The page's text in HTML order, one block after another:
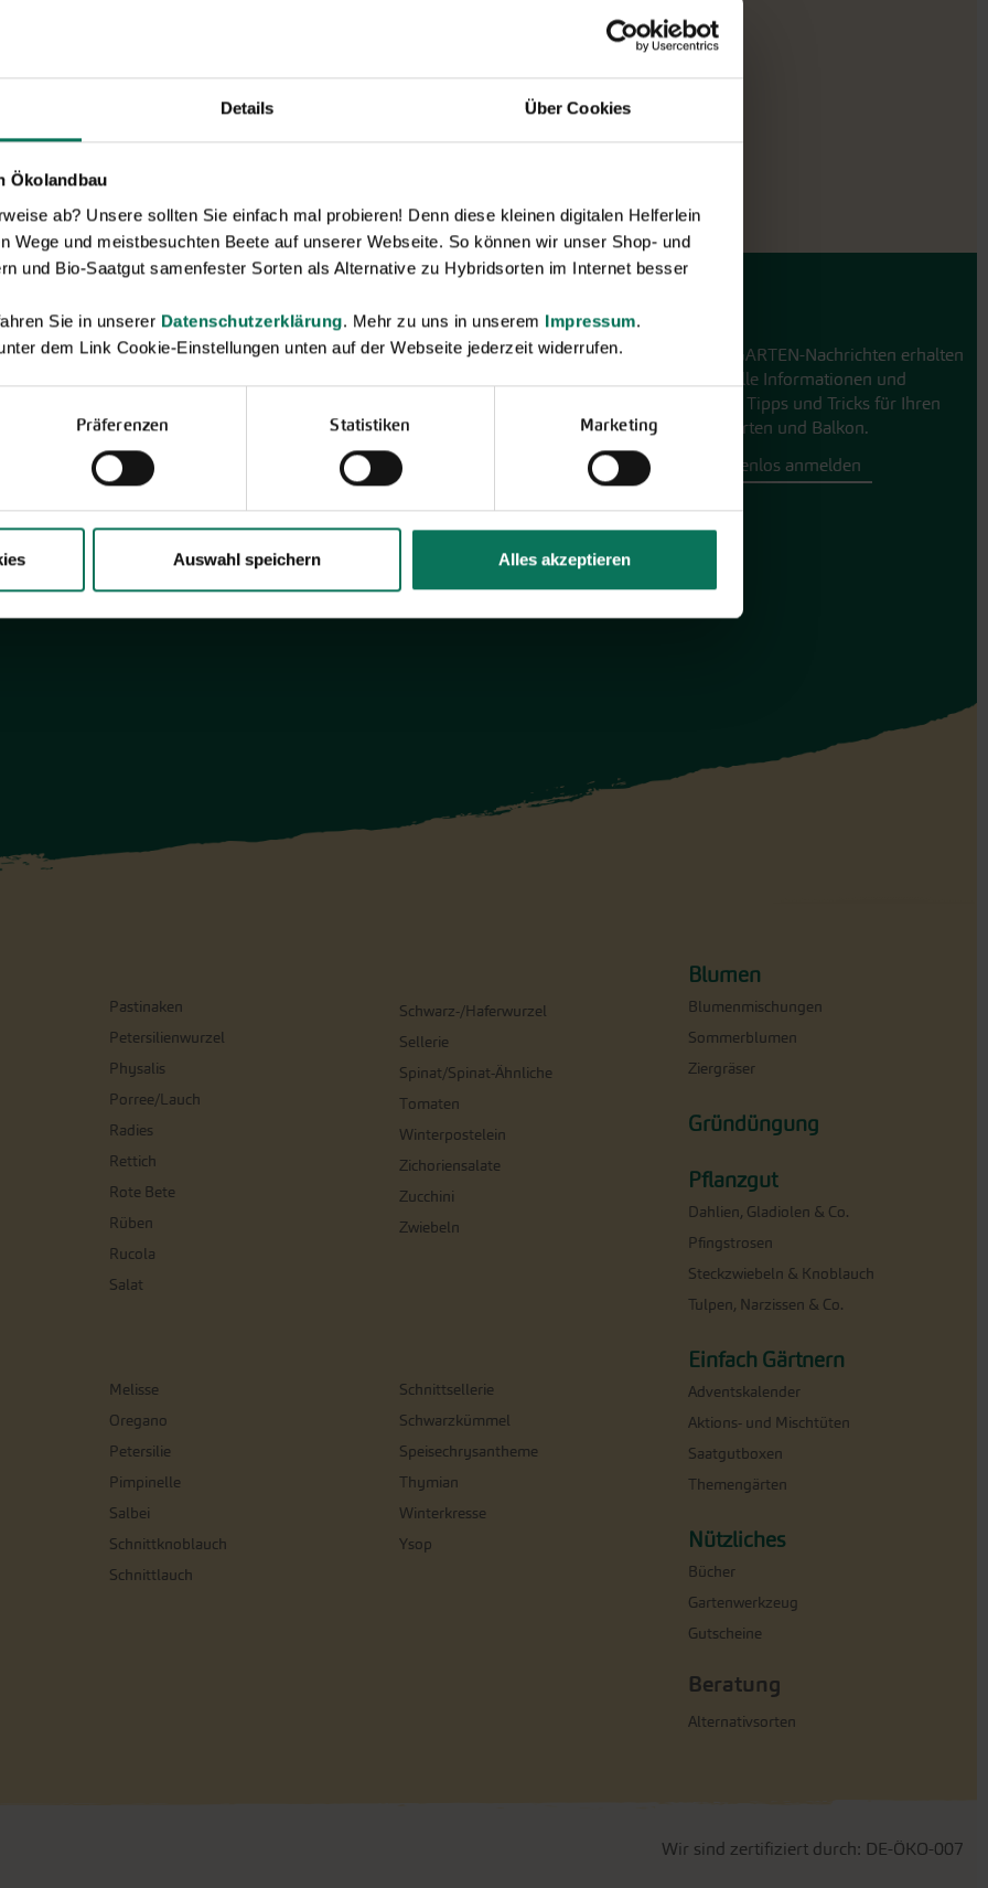
Details Über Cookies
Ökolandbau
ab? Unsere sollten Sie einfach mal probieren! Denn diese kleinen digitalen Helferlein
Wege und meistbesuchten Beete auf unserer Webseite. So können wir unser Shop- und
und Bio-Saatgut samenfester Sorten als Alternative zu Hybridsorten im Internet besser
Sie in unserer Datenschutzerklärung. Mehr zu uns in unserem Impressum.
dem Link Cookie-Einstellungen unten auf der Webseite jederzeit widerrufen.
Präferenzen Statistiken Marketing
Auswahl speichern Alles akzeptieren
Neuheiten & Sortenempfehlungen 2026
Entdecken Sie unsere Neuheiten
GARTEN-Nachrichten
Mit den GARTEN-Nachrichten erhalten
Sie aktuelle Informationen und
hilfreiche Tipps und Tricks für Ihren
Hobbygarten und Balkon.
Hier kostenlos anmelden
Pastinaken
Petersilienwurzel
Physalis
Porree/Lauch
Radies
Rettich
Rote Bete
Rüben
Rucola
Salat
Schwarz-/Haferwurzel
Sellerie
Spinat/Spinat-Ähnliche
Tomaten
Winterpostelein
Zichoriensalate
Zucchini
Zwiebeln
Melisse
Oregano
Petersilie
Pimpinelle
Salbei
Schnittknoblauch
Schnittlauch
Schnittsellerie
Schwarzkümmel
Speisechrysantheme
Thymian
Winterkresse
Ysop
Blumen
Blumenmischungen
Sommerblumen
Ziergräser
Gründüngung
Pflanzgut
Dahlien, Gladiolen & Co.
Pfingstrosen
Steckzwiebeln & Knoblauch
Tulpen, Narzissen & Co.
Einfach Gärtnern
Adventskalender
Aktions- und Mischtüten
Saatgutboxen
Themengärten
Nützliches
Bücher
Gartenwerkzeug
Gutscheine
Beratung
Alternativsorten
Wir sind zertifiziert durch: DE-ÖKO-007